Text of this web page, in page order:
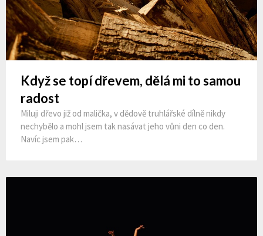
Když se topí dřevem, dělá mi to samou
radost
Miluji dřevo již od malička, v dědově truhlářské dílně nikdy
nechybělo a mohl jsem tak nasávat jeho vůni den co den.
Navíc jsem pak…